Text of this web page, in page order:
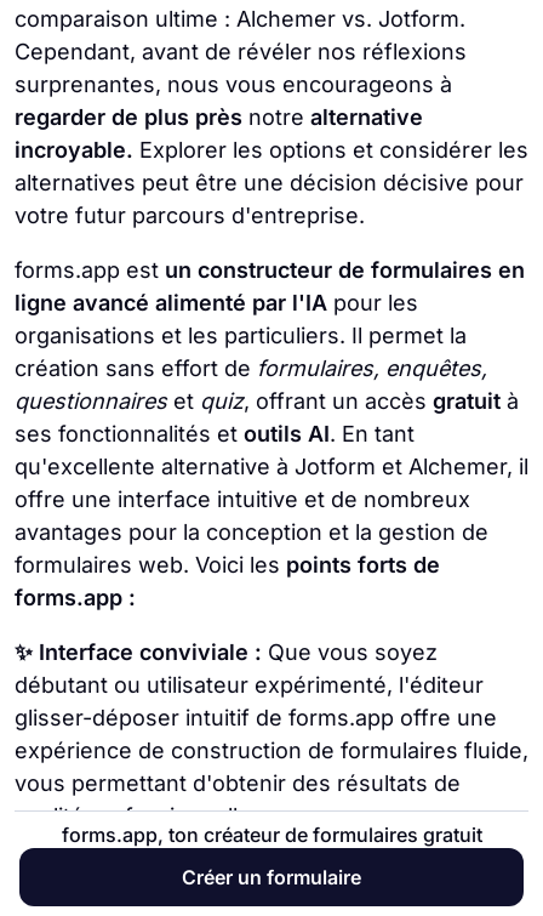
comparaison ultime : Alchemer vs. Jotform.
Cependant, avant de révéler nos réflexions
surprenantes, nous vous encourageons à
regarder de plus près notre alternative
incroyable. Explorer les options et considérer les
alternatives peut être une décision décisive pour
votre futur parcours d'entreprise.
forms.app est un constructeur de formulaires en
ligne avancé alimenté par l'IA pour les
organisations et les particuliers. Il permet la
création sans effort de formulaires, enquêtes,
questionnaireset quiz, offrant un accès gratuit à
ses fonctionnalités et outils AI. En tant
qu'excellente alternative à Jotform et Alchemer, il
offre une interface intuitive et de nombreux
avantages pour la conception et la gestion de
formulaires web. Voici les points forts de
forms.app :
✨ Interface conviviale : Que vous soyez
débutant ou utilisateur expérimenté, l'éditeur
glisser-déposer intuitif de forms.app offre une
expérience de construction de formulaires fluide,
vous permettant d'obtenir des résultats de
qualité professionnelle.
💪 5 000+ modèles gratuits :forms.app propose
une vaste collection de modèles fantastiques
forms.app, ton créateur de formulaires gratuit
Créer un formulaire